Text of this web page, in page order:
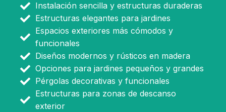
Instalación sencilla y estructuras duraderas
Estructuras elegantes para jardines
Espacios exteriores más cómodos y
funcionales
Diseños modernos y rústicos en madera
Opciones para jardines pequeños y grandes
Pérgolas decorativas y funcionales
Estructuras para zonas de descanso
exterior